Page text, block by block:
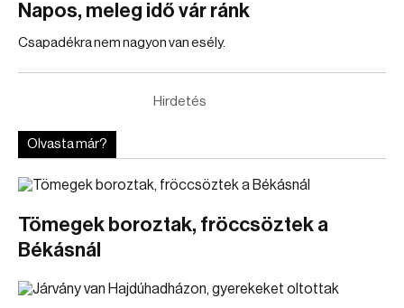
Napos, meleg idő vár ránk
Csapadékra nem nagyon van esély.
Hirdetés
Olvasta már?
Tömegek boroztak, fröccsöztek a
Békásnál